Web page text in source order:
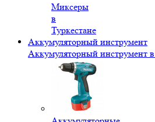
Миксеры
в
Туркестане
Аккумуляторный инструмент
Аккумуляторный инструмент в